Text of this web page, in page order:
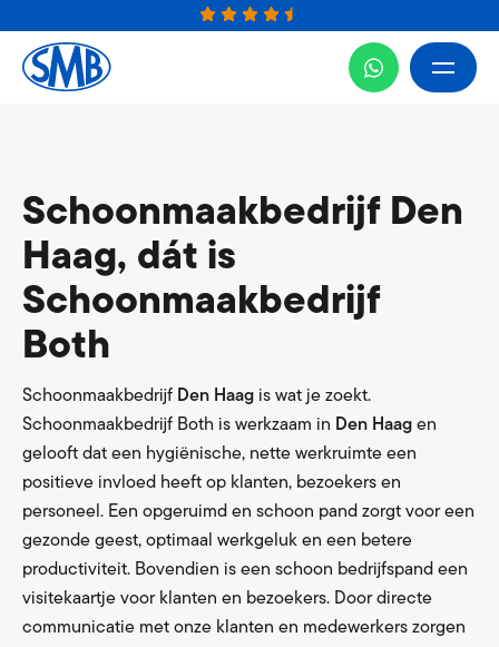
Schoonmaakbedrijf Den
Haag, dát is
Schoonmaakbedrijf
Both
Schoonmaakbedrijf Den Haag is wat je zoekt.
Schoonmaakbedrijf Both is werkzaam in Den Haag en
gelooft dat een hygiënische, nette werkruimte een
positieve invloed heeft op klanten, bezoekers en
personeel. Een opgeruimd en schoon pand zorgt voor een
gezonde geest, optimaal werkgeluk en een betere
productiviteit. Bovendien is een schoon bedrijfspand een
visitekaartje voor klanten en bezoekers. Door directe
communicatie met onze klanten en medewerkers zorgen